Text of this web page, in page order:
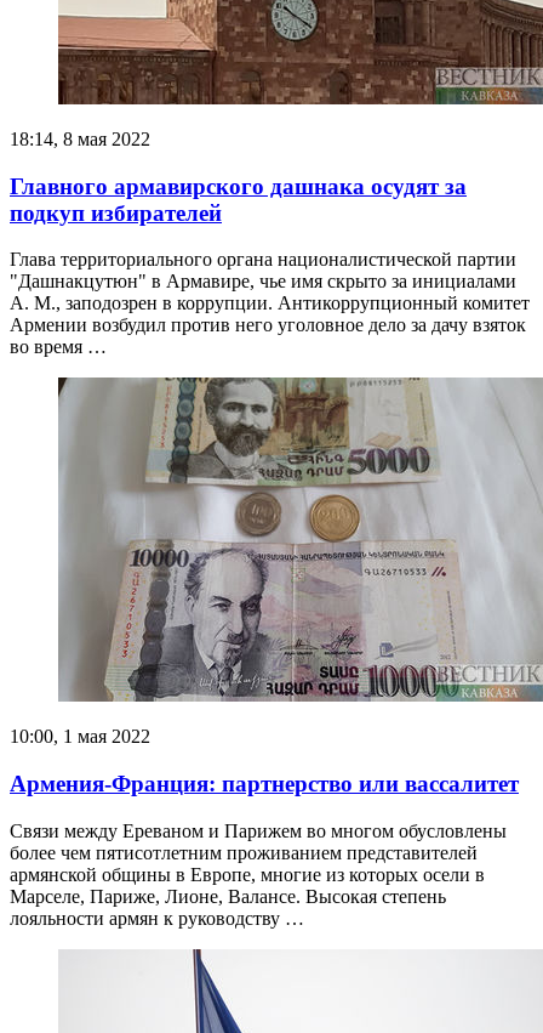
18:14, 8 мая 2022
Главного армавирского дашнака осудят за
подкуп избирателей
Глава территориального органа националистической партии
"Дашнакцутюн" в Армавире, чье имя скрыто за инициалами
А. М., заподозрен в коррупции. Антикоррупционный комитет
Армении возбудил против него уголовное дело за дачу взяток
во время …
10:00, 1 мая 2022
Армения-Франция: партнерство или вассалитет
Связи между Ереваном и Парижем во многом обусловлены
более чем пятисотлетним проживанием представителей
армянской общины в Европе, многие из которых осели в
Марселе, Париже, Лионе, Валансе. Высокая степень
лояльности армян к руководству …